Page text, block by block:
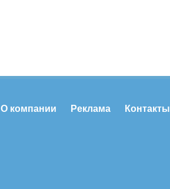
О компании Реклама Контакты